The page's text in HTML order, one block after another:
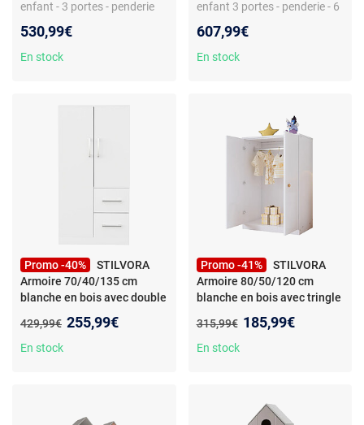
enfant - 3 portes - penderie
530,99€
En stock
enfant 3 portes - penderie - 6
607,99€
En stock
Promo -40%
STILVORA
Armoire 70/40/135 cm
blanche en bois avec double
Ancien prix :
429,99€ Nouveau prix :
255,99€
En stock
Promo -41%
STILVORA
Armoire 80/50/120 cm
blanche en bois avec tringle
Ancien prix :
315,99€ Nouveau prix :
185,99€
En stock